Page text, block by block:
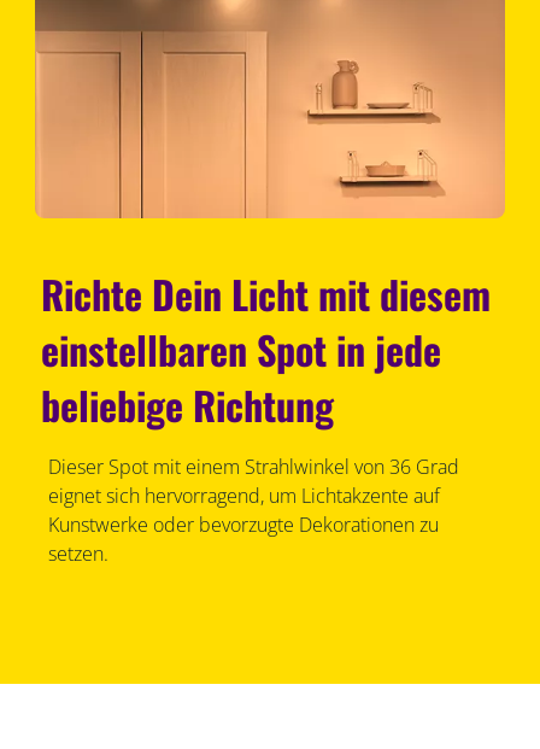
Richte Dein Licht mit diesem
einstellbaren Spot in jede
beliebige Richtung
Dieser Spot mit einem Strahlwinkel von 36 Grad
eignet sich hervorragend, um Lichtakzente auf
Kunstwerke oder bevorzugte Dekorationen zu
setzen.